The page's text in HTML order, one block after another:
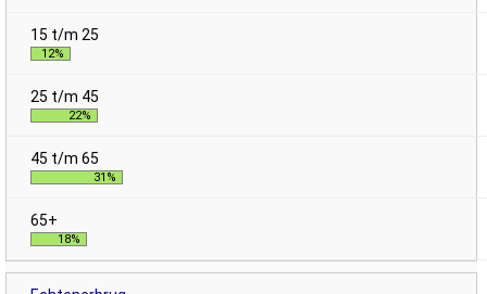
12%
22%
31%
18%